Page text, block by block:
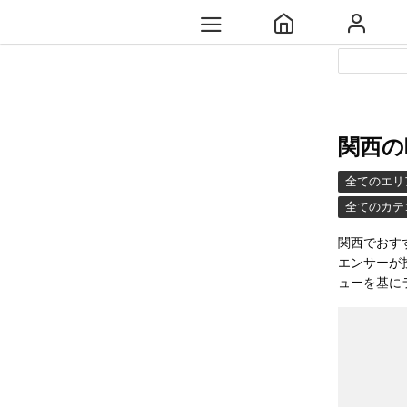
関西
全てのエリ
全てのカテ
関西でおす
エンサーが
ューを基